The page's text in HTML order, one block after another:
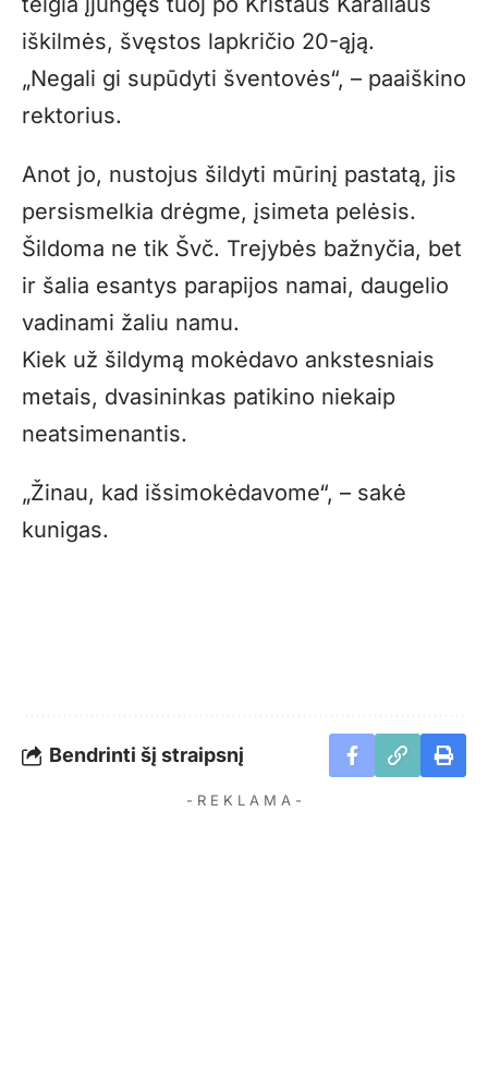
iškilmės, švęstos lapkričio 20-ąją.
„Negali gi supūdyti šventovės“, – paaiškino
rektorius.
Anot jo, nustojus šildyti mūrinį pastatą, jis
persismelkia drėgme, įsimeta pelėsis.
Šildoma ne tik Švč. Trejybės bažnyčia, bet
ir šalia esantys parapijos namai, daugelio
vadinami žaliu namu.
Kiek už šildymą mokėdavo ankstesniais
metais, dvasininkas patikino niekaip
neatsimenantis.
„Žinau, kad išsimokėdavome“, – sakė
kunigas.
Bendrinti šį straipsnį
- R E K L A M A -